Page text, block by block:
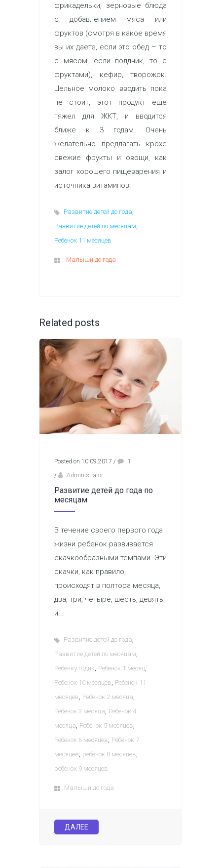
фрикадельки, зерновые блюда
с добавлением мяса или
фруктов (смотря в какое время
вы их даете, если это обед – то
с мясом, если полдник, то с
фруктами), кефир, творожок.
Цельное молоко вводить пока
не стоит, этот продукт еще
тяжел для ЖКТ, и вводится
ближе к 3 годам. Очень
желательно предлагать крохе
свежие фрукты и овощи, как
залог хорошего пищеварения и
источника витаминов.
Развитие детей до года,
Развитие детей по месяцам,
Ребенок 11 месяцев
Малыши до года
Related posts
Posted on 10.09.2017 /
1
/
Administrator
Развитие детей до года по
месяцам
В течение своего первого года
жизни ребенок развивается
скачкообразными темпами. Эти
скачки, как правило,
происходят в полтора месяца,
два, три, четыре, шесть, девять
и...
Развитие детей до года,
Развитие детей по месяцам,
Ребенку годик, Ребенок 1 месяц,
Ребенок 10 месяцев, Ребенок 11
месяцев, Ребенок 2 месяца,
Ребенок 3 месяца, Ребенок 4
месяца, Ребенок 5 месяцев,
Ребенок 6 месяцев, Ребенок 7
месяцев, ребенок 8 месяцев,
ребенок 9 месяцев
Малыши до года
ДАЛЕЕ